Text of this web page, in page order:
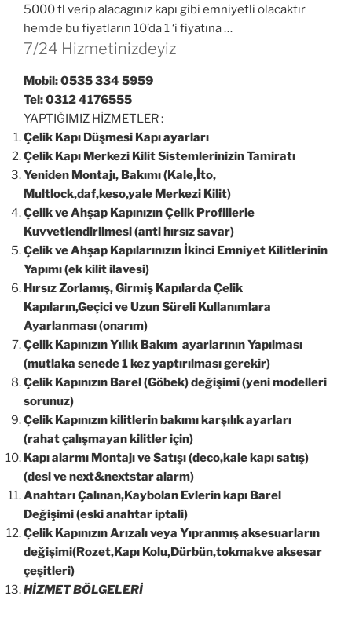
5000 tl verip alacagınız kapı gibi emniyetli olacaktır
hemde bu fiyatların 10’da 1 ‘i fiyatına …
7/24 Hizmetinizdeyiz
Mobil: 0535 334 5959
Tel: 0312 4176555
YAPTIĞIMIZ HİZMETLER :
Çelik Kapı Düşmesi Kapı ayarları
Çelik Kapı Merkezi Kilit Sistemlerinizin Tamiratı
Yeniden Montajı, Bakımı (Kale,İto,
Multlock,daf,keso,yale Merkezi Kilit)
Çelik ve Ahşap Kapınızın Çelik Profillerle
Kuvvetlendirilmesi (anti hırsız savar)
Çelik ve Ahşap Kapılarınızın İkinci Emniyet Kilitlerinin
Yapımı (ek kilit ilavesi)
Hırsız Zorlamış, Girmiş Kapılarda Çelik
Kapıların,Geçici ve Uzun Süreli Kullanımlara
Ayarlanması (onarım)
Çelik Kapınızın Yıllık Bakım ayarlarının Yapılması
(mutlaka senede 1 kez yaptırılması gerekir)
Çelik Kapınızın Barel (Göbek) değişimi (yeni modelleri
sorunuz)
Çelik Kapınızın kilitlerin bakımı karşılık ayarları
(rahat çalışmayan kilitler için)
Kapı alarmı Montajı ve Satışı (deco,kale kapı satış)
(desi ve next&nextstar alarm)
Anahtarı Çalınan,Kaybolan Evlerin kapı Barel
Değişimi (eski anahtar iptali)
Çelik Kapınızın Arızalı veya Yıpranmış aksesuarların
değişimi(Rozet,Kapı Kolu,Dürbün,tokmakve aksesar
çeşitleri)
HİZMET BÖLGELERİ